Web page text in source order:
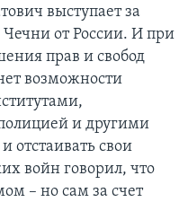
выступает за
от России. И при
прав и свобод
возможности
и другими
отстаивать свои
войн говорил, что
– но сам за счет